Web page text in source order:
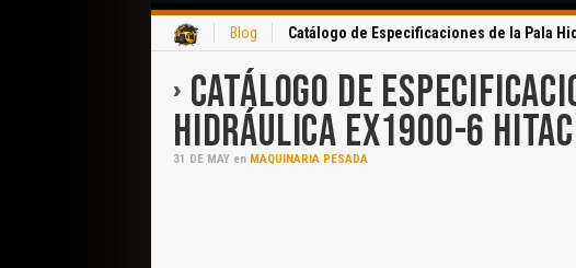
Blog Catálogo de Especificaciones de la Pala
CATÁLOGO DE
HIDRÁULICA EX1900-6
31 DE MAY en MAQUINARIA PESADA